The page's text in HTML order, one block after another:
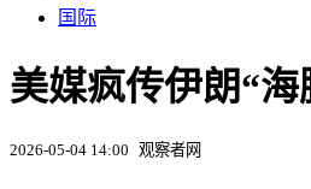
国际
美媒疯传伊朗“
2026-05-04 14:00 观察者网